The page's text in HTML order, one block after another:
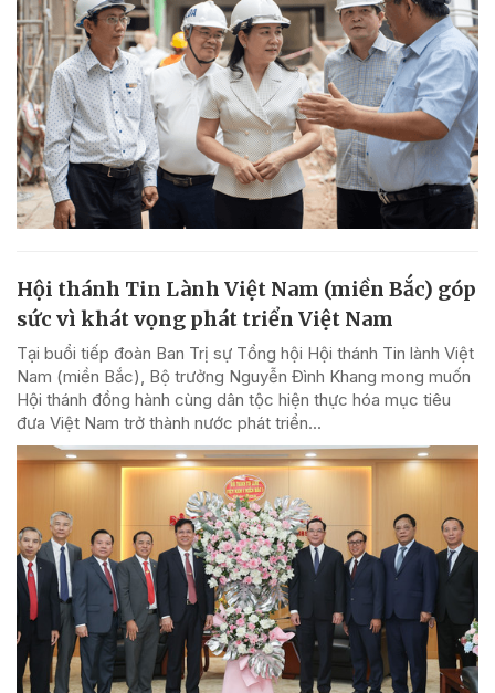
Hội thánh Tin Lành Việt Nam (miền Bắc) góp
sức vì khát vọng phát triển Việt Nam
Tại buổi tiếp đoàn Ban Trị sự Tổng hội Hội thánh Tin lành Việt
Nam (miền Bắc), Bộ trưởng Nguyễn Đình Khang mong muốn
Hội thánh đồng hành cùng dân tộc hiện thực hóa mục tiêu
đưa Việt Nam trở thành nước phát triển...